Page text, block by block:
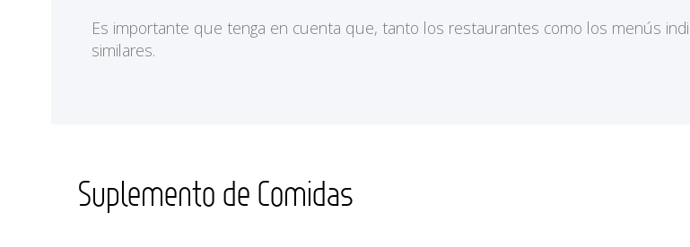
Es importante que tenga en cuenta que, tanto los restaurantes como los menús
similares.
Suplemento de Comidas